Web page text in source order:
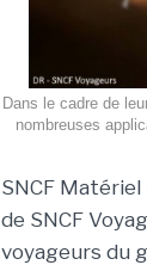
Dans le cadre de
nombreuses
SNCF
de SNCF
voyageurs du